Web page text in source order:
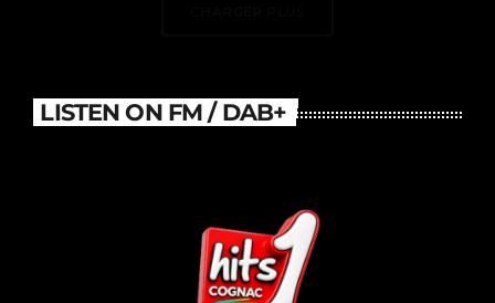
LISTEN ON FM / DAB+